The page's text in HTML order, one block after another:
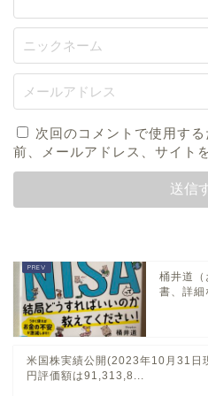
次回のコメントで使用す
前、メールアドレス、サイト
桶井道（
書、詳
米国株実績公開(2023年10月31日
円評価額は91,313,8...